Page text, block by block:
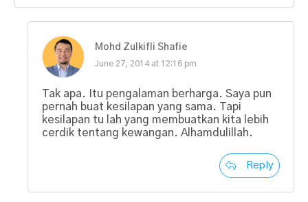
Mohd Zulkifli Shafie
June 27, 2014 at 12:16 pm
Tak apa. Itu pengalaman berharga. Saya pun
pernah buat kesilapan yang sama. Tapi
kesilapan tu lah yang membuatkan kita lebih
cerdik tentang kewangan. Alhamdulillah.
Reply